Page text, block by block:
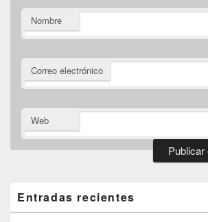
Nombre
Correo electrónico
Web
de
widget
barra
Entradas recientes